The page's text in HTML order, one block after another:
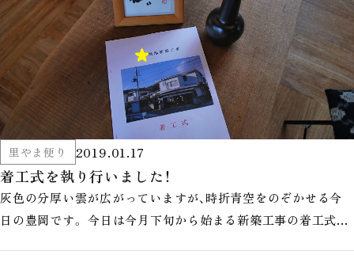
里やま便り 2019.01.17
着工式を執り行いました！
灰色の分厚い雲が広がっていますが、時折青空をのぞかせる今
日の豊岡です。 今日は今月下旬から始まる新築工事の着工式を